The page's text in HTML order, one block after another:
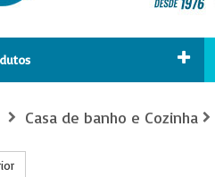
Casa de banho e Cozinha